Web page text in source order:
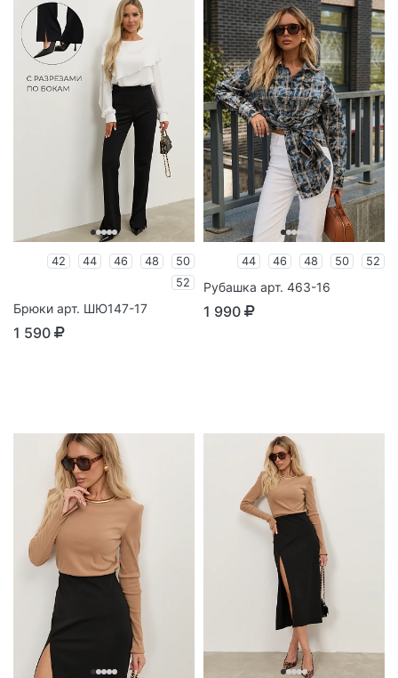
42 44 46 48
50
52
Брюки арт. ШЮ147-17
1 590
44 46 48 50 52
Рубашка арт. 463-16
1 990